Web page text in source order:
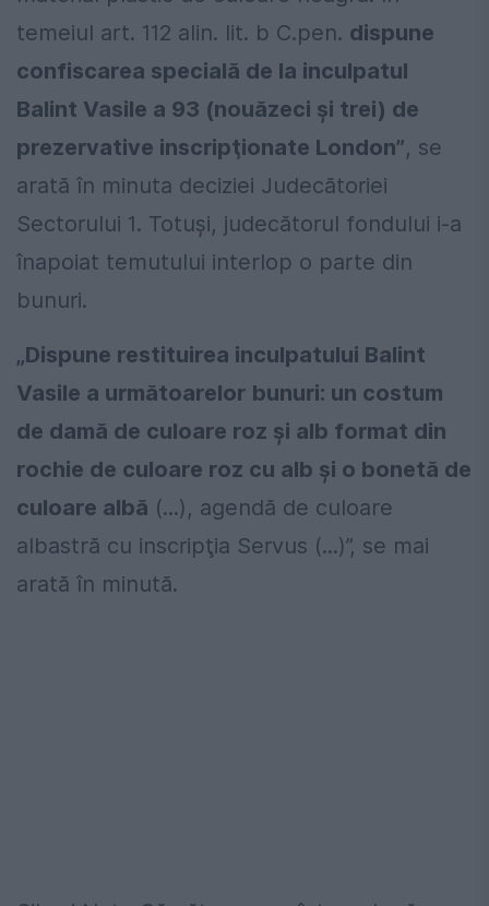
temeiul art. 112 alin. lit. b C.pen. dispune
confiscarea specială de la inculpatul
Balint Vasile a 93 (nouăzeci şi trei) de
prezervative inscripţionate London”, se
arată în minuta deciziei Judecătoriei
Sectorului 1. Totuşi, judecătorul fondului i-a
înapoiat temutului interlop o parte din
bunuri.
„Dispune restituirea inculpatului Balint
Vasile a următoarelor bunuri: un costum
de damă de culoare roz şi alb format din
rochie de culoare roz cu alb şi o bonetă de
culoare albă (...), agendă de culoare
albastră cu inscripţia Servus (...)”, se mai
arată în minută.